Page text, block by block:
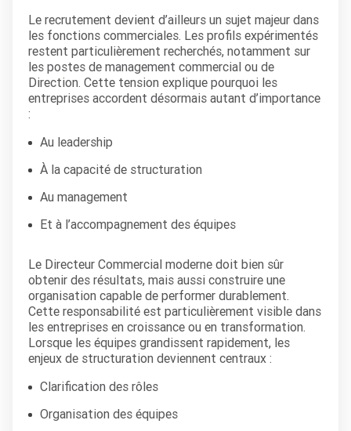
Le recrutement devient d’ailleurs un sujet majeur dans
les fonctions commerciales. Les profils expérimentés
restent particulièrement recherchés, notamment sur
les postes de management commercial ou de
Direction. Cette tension explique pourquoi les
entreprises accordent désormais autant d’importance
:
Au leadership
À la capacité de structuration
Au management
Et à l’accompagnement des équipes
Le Directeur Commercial moderne doit bien sûr
obtenir des résultats, mais aussi construire une
organisation capable de performer durablement.
Cette responsabilité est particulièrement visible dans
les entreprises en croissance ou en transformation.
Lorsque les équipes grandissent rapidement, les
enjeux de structuration deviennent centraux :
Clarification des rôles
Organisation des équipes